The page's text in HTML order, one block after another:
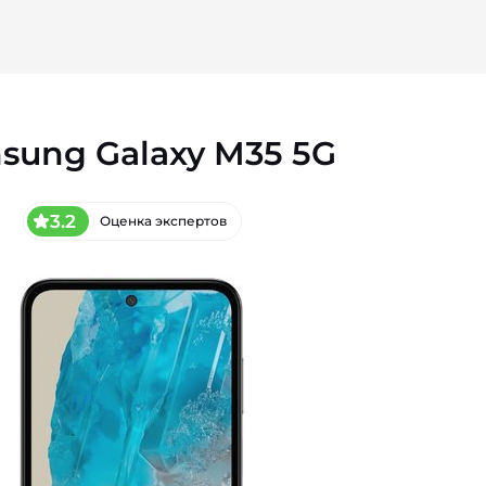
Galaxy M35 5G
3.2 Оценка экспертов